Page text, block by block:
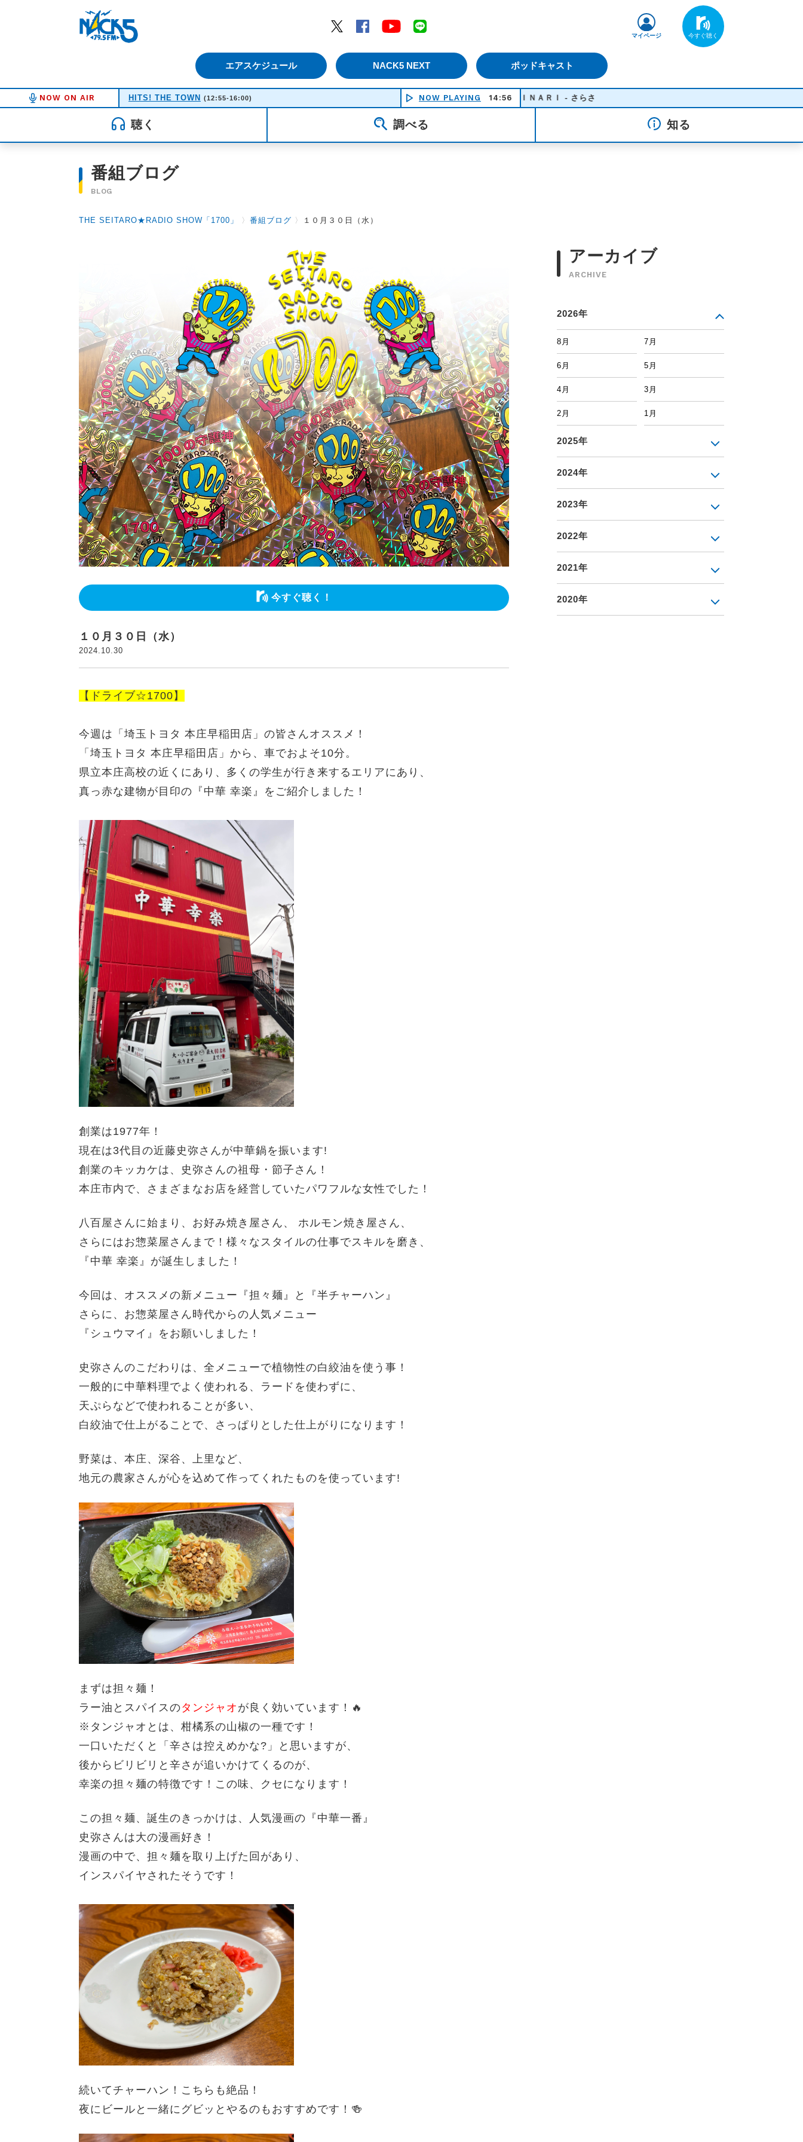
Twitter
Facebook YouTube
エアスケジュール NACK5 NEXT ポッドキャスト
マイページ
NOW ON AIR HITS! THE TOWN (12:55-16:00) NOW PLAYING 14:56
ＫＡＭＩＮＡＲＩ - さらさ
聴く 調べる 知る
番組ブログ
BLOG
THE SEITARO★RADIO SHOW「1700」 〉 番組ブログ 〉 １０月３０日（水）
今すぐ聴く！
１０月３０日（水）
2024.10.30
【ドライブ☆1700】
今週は「埼玉トヨタ 本庄早稲田店」の皆さんオススメ！
「埼玉トヨタ 本庄早稲田店」から、車でおよそ10分。
県立本庄高校の近くにあり、多くの学生が行き来するエリアにあり、
真っ赤な建物が目印の『中華 幸楽』をご紹介しました！
創業は1977年！
現在は3代目の近藤史弥さんが中華鍋を振います!
創業のキッカケは、史弥さんの祖母・節子さん！
本庄市内で、さまざまなお店を経営していたパワフルな女性でした！
八百屋さんに始まり、お好み焼き屋さん、 ホルモン焼き屋さん、
さらにはお惣菜屋さんまで！ 様々なスタイルの仕事でスキルを磨き、
『中華 幸楽』が誕生しました！
今回は、オススメの新メニュー『担々麺』と『半チャーハン』
さらに、お惣菜屋さん時代からの人気メニュー
『シュウマイ』をお願いしました！
史弥さんのこだわりは、全メニューで植物性の白絞油を使う事！
一般的に中華料理でよく使われる、ラードを使わずに、
天ぷらなどで使われることが多い、
白絞油で仕上がることで、さっぱりとした仕上がりになります！
野菜は、本庄、深谷、上里など、
地元の農家さんが心を込めて作ってくれたものを使っています!
まずは担々麺！
ラー油とスパイスのタンジャオ が良く効いています！🔥
※タンジャオとは、柑橘系の山椒の一種です！
一口いただくと「辛さは控えめかな?」と思いますが、
後からビリビリと辛さが追いかけてくるのが、
幸楽の担々麺の特徴です！ この味、クセになります！
この担々麺、誕生のきっかけは、
人気漫画の『中華一番』
史弥さんは大の漫画好き！
漫画の中で、担々麺を取り上げた回があり、
インスパイヤされたそうです！
続いてチャーハン！ こちらも絶品！
夜に ビールと一緒にグビッとやるのもおすすめです！🍻
アーカイブ
ARCHIVE
2026年
8月 7月
6月 5月
4月 3月
2月 1月
2025年
2024年
2023年
2022年
2021年
2020年